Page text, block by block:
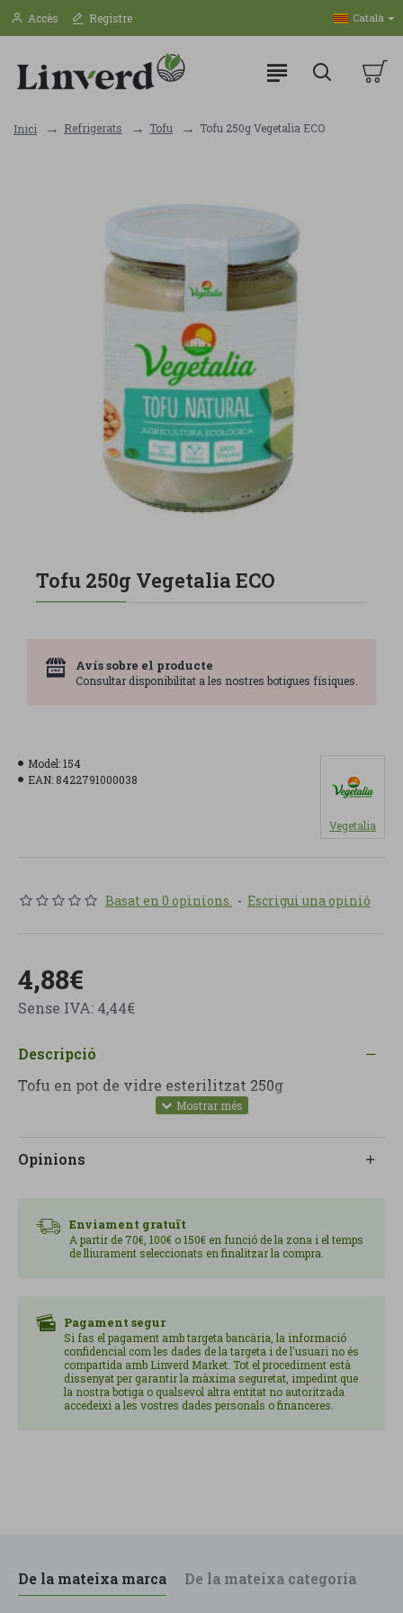
Accès Registre Català
Inici Refrigerats Tofu Tofu 250g Vegetalia ECO
Tofu 250g Vegetalia ECO
Avís sobre el producte
Consultar disponibilitat a les nostres botigues físiques.
Model:154
EAN: 8422791000038
Vegetalia
Basat en 0 opinions. - Escrigui una opinió
4,88€
Sense IVA: 4,44€
Enviament gratuït
A partir de 70€, 100€ o 150€ en funció de la zona i el temps
de lliurament seleccionats en finalitzar la compra.
Pagament segur
Si fas el pagament amb targeta bancària, la informació
confidencial com les dades de la targeta i de l'usuari no és
compartida amb Linverd Market. Tot el procediment està
dissenyat per garantir la màxima seguretat, impedint que
la nostra botiga o qualsevol altra entitat no autoritzada
accedeixi a les vostres dades personals o financeres.
Descripció
Tofu en pot de vidre esterilitzat 250g
Opinions
De la mateixa marca De la mateixa categoria